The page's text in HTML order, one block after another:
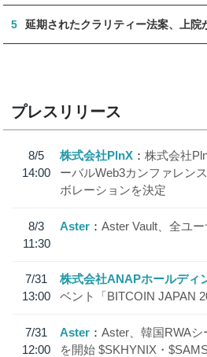
5 延期されたクラリティー法案、上
プレスリリース
8/5
14:00
株式会社PlnX
株式会社
ーバルWeb3カンファレン
ボレーションを決定
8/3
11:30
Aster Aster Vault、全ユ
7/31
13:00
株式会社ANAPホールディ
ベント「BITCOIN JAPAN
7/31
12:00
Aster
Aster、韓国RWA
を開始 $SKHYNIX・